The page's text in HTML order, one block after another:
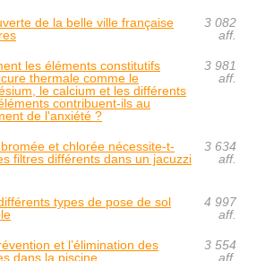
de la belle ville française
3 082
aff.
les éléments constitutifs
thermale comme le
le calcium et les différents
contribuent-ils au
de l'anxiété ?
3 981
aff.
et chlorée nécessite-t-
filtres différents dans un jacuzzi
3 634
aff.
types de pose de sol
4 997
aff.
et l’élimination des
dans la piscine
3 554
aff.